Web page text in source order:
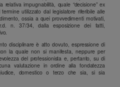
impugnabilità, quale “decisione” ex
utilizzato dal legislatore riferibile alle
ossia a quei provvedimenti motivati,
n. 37/34, dalla esposizione dei fatti,
disciplinare è atto dovuto, espressione di
la quale non si manifesta, neppure per
del professionista e, pertanto, su di
valutazione in ordine alla fondatezza
domestico o terzo che sia, si sia